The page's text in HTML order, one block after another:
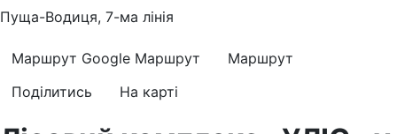
Пуща-Водиця, 7-ма лінія
Маршрут Google Маршрут
Маршрут
Поділитись
На карті